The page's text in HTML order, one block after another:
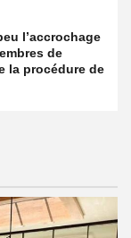
l’accrochage
de
la procédure de